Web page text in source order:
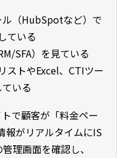
ル（HubSpotなど）で
ている
SFA）を見ている
ストやExcel、CTIツー
いる
で顧客が「料金ペー
報がリアルタイムにIS
理画面を確認し、